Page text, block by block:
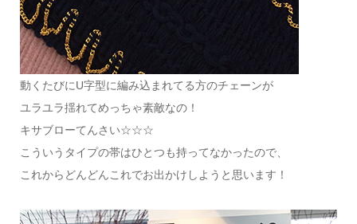
動くたびにU字型に編み込まれてる方のチェーンが
ユラユラ揺れてめっちゃ素敵なの！
キサブローてんさい☆☆☆
こういうタイプの帯はひとつも持ってなかったので、
これからどんどんこれでお出かけしようと思います！